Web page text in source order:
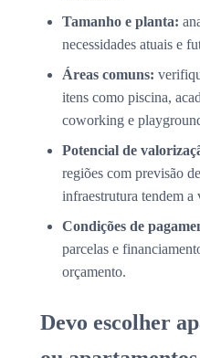
Tamanho e planta:
necessidades atuais e
Áreas comuns:
itens como piscina,
coworking e
Potencial de
regiões com previsão
infraestrutura tendem
Condições de
parcelas e
orçamento.
Devo escolher